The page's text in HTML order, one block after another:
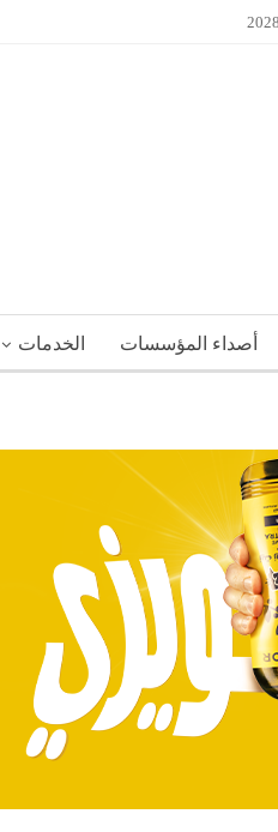
أصداء المؤسسات الخدمات